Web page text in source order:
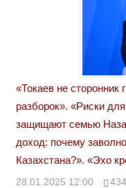
«Токаев не сторонник
разборок». «Риски
защищают семью
доход: почему
Казахстана?». «Эхо
28.01.2025 12:00